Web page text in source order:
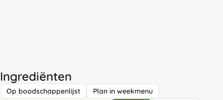
Ingrediënten
Op boodschappenlijst Plan in weekmenu